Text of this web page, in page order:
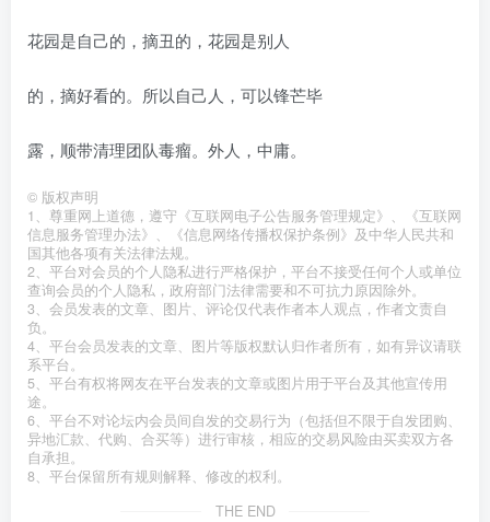
花园是自己的，摘丑的，花园是别人
的，摘好看的。所以自己人，可以锋芒毕
露，顺带清理团队毒瘤。外人，中庸。
© 版权声明
1、尊重网上道德，遵守《互联网电子公告服务管理规定》、《互联网
信息服务管理办法》、《信息网络传播权保护条例》及中华人民共和
国其他各项有关法律法规。
2、平台对会员的个人隐私进行严格保护，平台不接受任何个人或单位
查询会员的个人隐私，政府部门法律需要和不可抗力原因除外。
3、会员发表的文章、图片、评论仅代表作者本人观点，作者文责自
负。
4、平台会员发表的文章、图片等版权默认归作者所有，如有异议请联
系平台。
5、平台有权将网友在平台发表的文章或图片用于平台及其他宣传用
途。
6、平台不对论坛内会员间自发的交易行为（包括但不限于自发团购、
异地汇款、代购、合买等）进行审核，相应的交易风险由买卖双方各
自承担。
8、平台保留所有规则解释、修改的权利。
THE END